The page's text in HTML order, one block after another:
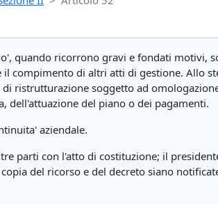
quando ricorrono gravi e fondati motivi,
compimento di altri atti di gestione. Allo
ristrutturazione soggetto ad
del piano o dei pagamenti.
aziendale.
parti con l'atto di costituzione; il
del ricorso e del decreto siano